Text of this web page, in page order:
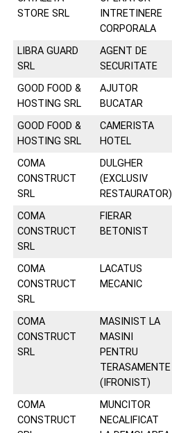
STORE SRL
INTRETINERE
CORPORALA
LIBRA GUARD
SRL
AGENT DE
SECURITATE
GOOD FOOD &
HOSTING SRL
AJUTOR
BUCATAR
GOOD FOOD &
HOSTING SRL
CAMERISTA
HOTEL
COMA
CONSTRUCT
SRL
DULGHER
(EXCLUSIV
RESTAURATOR)
COMA
CONSTRUCT
SRL
FIERAR
BETONIST
COMA
CONSTRUCT
SRL
LACATUS
MECANIC
COMA
CONSTRUCT
SRL
MASINIST LA
MASINI
PENTRU
TERASAMENTE
(IFRONIST)
COMA
CONSTRUCT
MUNCITOR
NECALIFICAT